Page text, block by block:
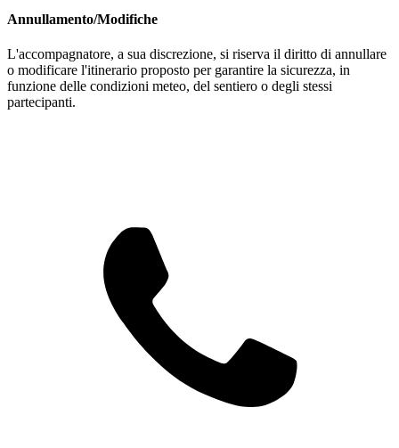
Annullamento/Modifiche
L'accompagnatore, a sua discrezione, si riserva il diritto di annullare
o modificare l'itinerario proposto per garantire la sicurezza, in
funzione delle condizioni meteo, del sentiero o degli stessi
partecipanti.